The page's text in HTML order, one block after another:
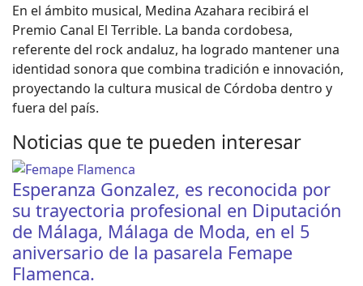
En el ámbito musical, Medina Azahara recibirá el
Premio Canal El Terrible. La banda cordobesa,
referente del rock andaluz, ha logrado mantener una
identidad sonora que combina tradición e innovación,
proyectando la cultura musical de Córdoba dentro y
fuera del país.
Noticias que te pueden interesar
Esperanza Gonzalez, es reconocida por
su trayectoria profesional en Diputación
de Málaga, Málaga de Moda, en el 5
aniversario de la pasarela Femape
Flamenca.